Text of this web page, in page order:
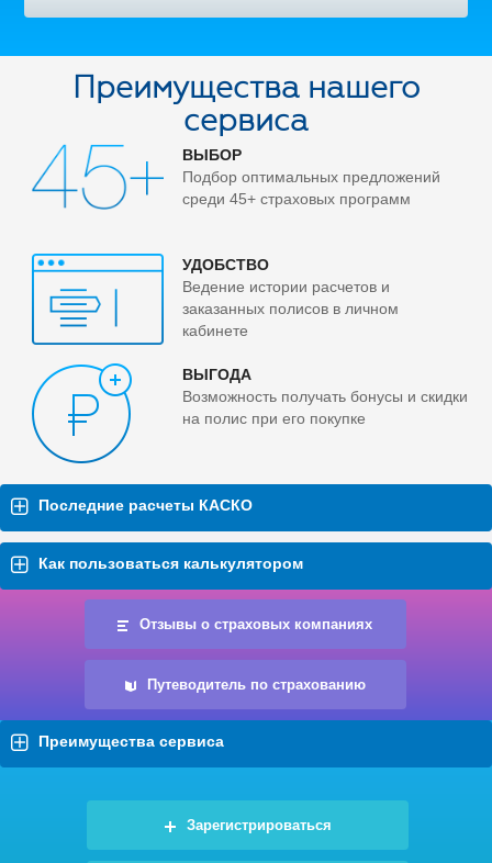
Преимущества нашего
сервиса
ВЫБОР
Подбор оптимальных предложений
среди 45+ страховых программ
УДОБСТВО
Ведение истории расчетов и
заказанных полисов в личном
кабинете
ВЫГОДА
Возможность получать бонусы и скидки
на полис при его покупке
Последние расчеты КАСКО
Как пользоваться калькулятором
Отзывы о страховых компаниях
Путеводитель по страхованию
Преимущества сервиса
Зарегистрироваться